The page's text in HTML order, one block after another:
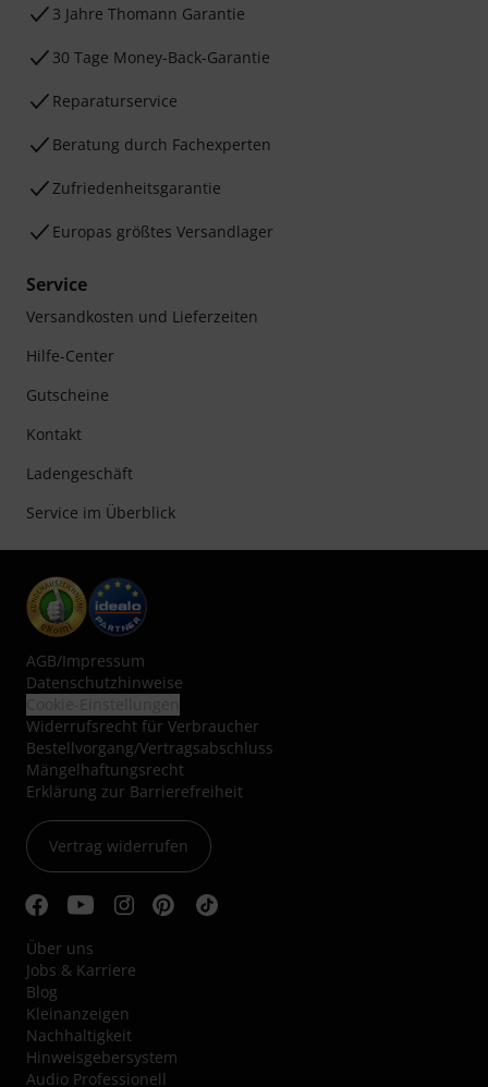
3 Jahre Thomann Garantie
30 Tage Money-Back-Garantie
Reparaturservice
Beratung durch Fachexperten
Zufriedenheitsgarantie
Europas größtes Versandlager
Service
Versandkosten und Lieferzeiten
Hilfe-Center
Gutscheine
Kontakt
Ladengeschäft
Service im Überblick
AGB/Impressum
Datenschutzhinweise
Widerrufsrecht für Verbraucher
Bestellvorgang/Vertragsabschluss
Mängelhaftungsrecht
Erklärung zur Barrierefreiheit
Vertrag widerrufen
Über uns
Jobs & Karriere
Blog
Kleinanzeigen
Nachhaltigkeit
Hinweisgebersystem
Audio Professionell